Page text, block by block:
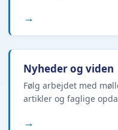
→
Nyheder og viden
Følg arbejdet med
artikler og faglige
→